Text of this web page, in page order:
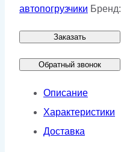
автопогрузчики Бренд:
Заказать
Обратный звонок
Описание
Характеристики
Доставка